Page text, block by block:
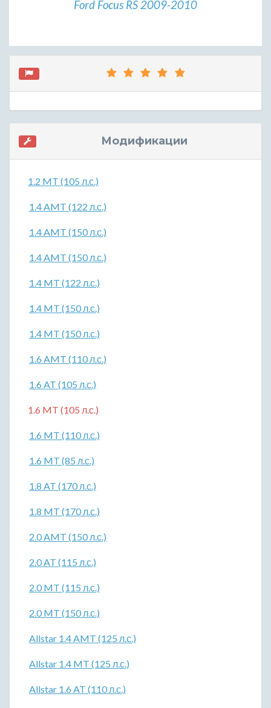
Ford Focus RS 2009-2010
Модификации
1.2 MT (105 л.с.)
1.4 AMT (122 л.с.)
1.4 AMT (150 л.с.)
1.4 AMT (150 л.с.)
1.4 MT (122 л.с.)
1.4 MT (150 л.с.)
1.4 MT (150 л.с.)
1.6 AMT (110 л.с.)
1.6 AT (105 л.с.)
1.6 MT (105 л.с.)
1.6 MT (110 л.с.)
1.6 MT (85 л.с.)
1.8 AT (170 л.с.)
1.8 MT (170 л.с.)
2.0 AMT (150 л.с.)
2.0 AT (115 л.с.)
2.0 MT (115 л.с.)
2.0 MT (150 л.с.)
Allstar 1.4 AMT (125 л.с.)
Allstar 1.4 MT (125 л.с.)
Allstar 1.6 AT (110 л.с.)